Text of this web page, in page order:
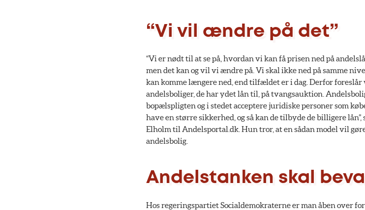
“Vi vil ændre på det”
“Vi er nødt til at se på, hvordan vi kan få prisen ned på
men det kan og vil vi ændre på. Vi skal ikke ned på samme
kan komme længere ned, end tilfældet er i dag. Derfor
andelsboliger, de har ydet lån til, på tvangsauktion.
bopælspligten og i stedet acceptere juridiske personer som
have en større sikkerhed, og så kan de tilbyde de billigere
Elholm til Andelsportal.dk. Hun tror, at en sådan model vil
andelsbolig.
Andelstanken skal
Hos regeringspartiet Socialdemokraterne er man åben over